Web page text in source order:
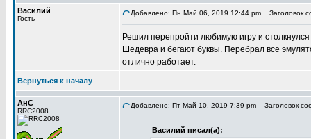
Василий
Гость
Добавлено: Пн Май 06, 2019 12:44 pm Заголовок
Решил перепройти любимую игру и
Шедевра и бегают буквы. Перебрал все
отлично работает.
Вернуться к началу
АнС
RRC2008
Добавлено: Пт Май 10, 2019 7:39 pm Заголовок
Василий писал(а):